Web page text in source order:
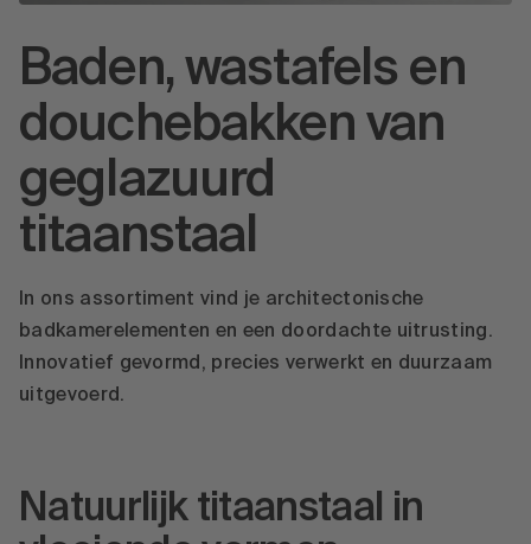
Baden, wastafels en
douchebakken van
geglazuurd
titaanstaal
In ons assortiment vind je architectonische
badkamerelementen en een doordachte uitrusting.
Innovatief gevormd, precies verwerkt en duurzaam
uitgevoerd.
Natuurlijk titaanstaal in